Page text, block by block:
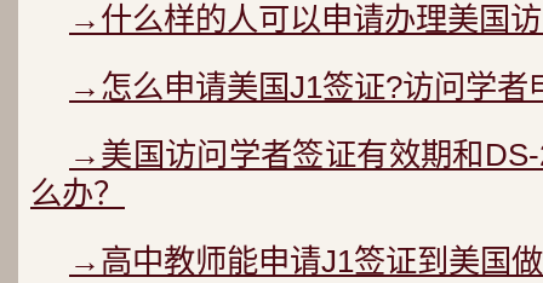
→什么样的人可以申请办理美国
→怎么申请美国J1签证?访问学者
→美国访问学者签证有效期和
么办？
→高中教师能申请J1签证到美国